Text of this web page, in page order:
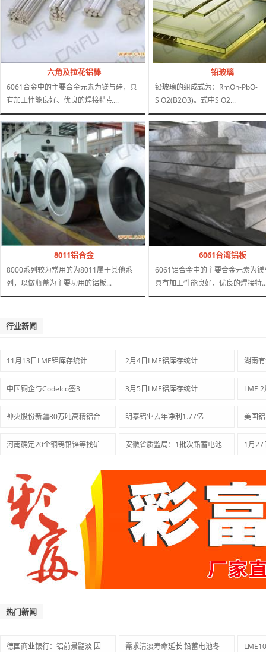
六角及拉花铝棒
6061合金中的主要合金元素为镁与硅，具
有加工性能良好、优良的焊接特点...
铅玻璃
铅玻璃的组成式为：RmOn-PbO-
SiO2(B2O3)。式中SiO2...
8011铝合金
8000系列较为常用的为8011属于其他系
列，以做瓶盖为主要功用的铝板...
6061台湾铝板
6061铝合金中的主要合金元素为
具有加工性能良好、优良的焊接特
行业新闻
11月13日LME铝库存统计 2月4日LME铝库存统计 湖南
中国铜企与Codelco签3 3月5日LME铝库存统计 LME
神火股份新疆80万吨高精铝合 明泰铝业去年净利1.77亿 美国
河南确定20个铜钨铅锌等找矿 安徽省质监局：1批次铅蓄电池 1月27
热门新闻
德国商业银行：铝前景黯淡 因 需求清淡寿命延长 铅蓄电池冬